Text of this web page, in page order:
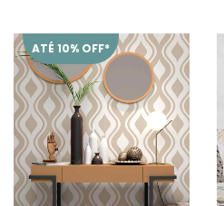
ATÉ 10% OFF*